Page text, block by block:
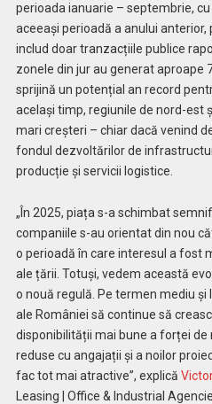
perioada ianuarie – septembrie,
aceeași perioadă a anului
includ doar tranzacțiile publice
zonele din jur au generat aproape
sprijină un potențial an record
același timp, regiunile de nord-est
mari creșteri – chiar dacă venind
fondul dezvoltărilor de
producție și servicii logistice.
„În 2025, piața s-a schimbat
companiile s-au orientat din nou
o perioadă în care interesul a fost
ale țării. Totuși, vedem această
o nouă regulă. Pe termen mediu
ale României să continue să
disponibilității mai bune a forței de
reduse cu angajații și a noilor
fac tot mai atractive”, explică
Leasing | Office & Industrial